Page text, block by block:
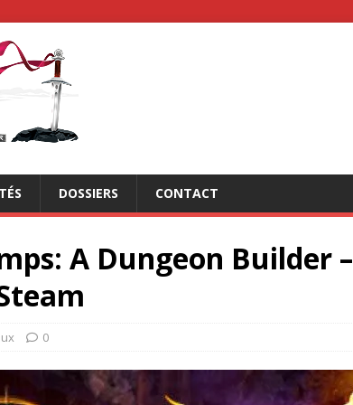
DOSSIERS CONTACT
A Dungeon Builder –
0